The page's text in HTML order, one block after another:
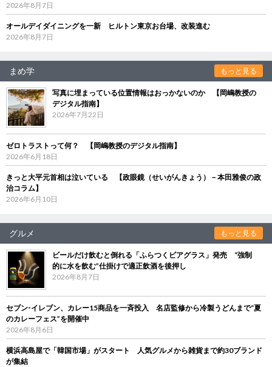
2026年8月7日
オールデイダイニングを一新 ヒルトン東京お台場、改装進む
2026年8月7日
まめ学 もっと見る
写真に埋まっている位置情報はおっかないのか 【岡嶋教授の
デジタル指南】
2026年7月22日
ゼロトラストって何？ 【岡嶋教授のデジタル指南】
2026年6月18日
きっと大平元首相は泣いている 【政眼鏡（せいがんきょう）－本田雅俊の政
治コラム】
2026年6月10日
グルメ もっと見る
ビールだけ飲むと倒れる「ふらつくビアグラス」発売 “強制
的に水を飲む”仕掛けで適正飲酒を後押し
2026年8月7日
セブン‐イレブン、カレー15商品を一斉投入 名店監修から冷製うどんまで“夏
のカレーフェス”を開催中
2026年8月6日
横浜高島屋で「韓国市場」がスタート 人気グルメから雑貨まで約30ブランド
が集結